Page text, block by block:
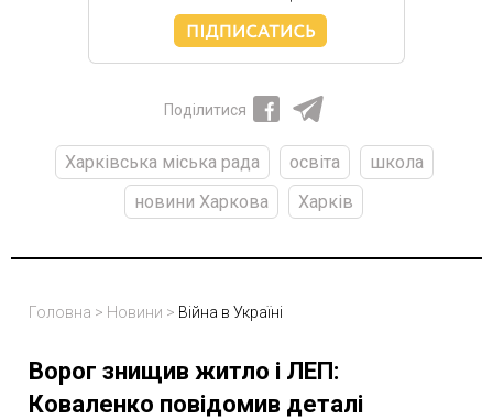
Поділитися
Харківська міська рада освіта
школа
новини Харкова
Харків
Головна > Новини > Війна в Україні
Ворог знищив житло і ЛЕП:
Коваленко повідомив деталі